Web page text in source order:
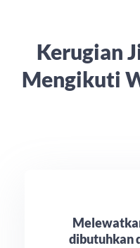
Kerugian
Mengikuti
dibutuhkan